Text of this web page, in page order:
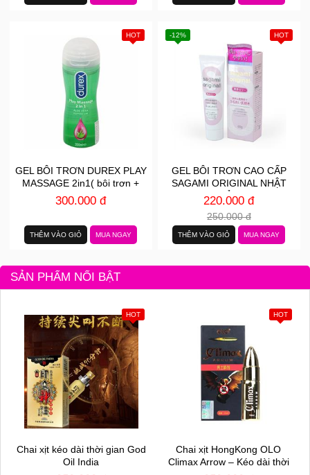
HOT
GEL BÔI TRƠN DUREX PLAY
MASSAGE 2in1( bôi trơn +
mát xa )
300.000 đ
THÊM VÀO GIỎ MUA NGAY
HOT
-12%
GEL BÔI TRƠN CAO CẤP
SAGAMI ORIGINAL NHẬT
BẢN
220.000 đ
250.000 đ
THÊM VÀO GIỎ MUA NGAY
SẢN PHẨM NỔI BẬT
HOT
Chai xịt kéo dài thời gian God
Oil India
HOT
Chai xịt HongKong OLO
Climax Arrow – Kéo dài thời